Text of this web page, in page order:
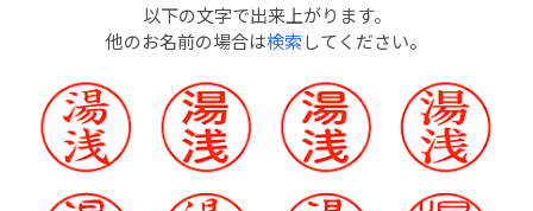
以下の文字で出来上がります。
他のお名前の場合は検索してください。